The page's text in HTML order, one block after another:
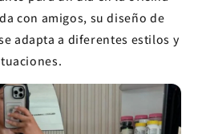
con amigos, su diseño de
adapta a diferentes estilos y